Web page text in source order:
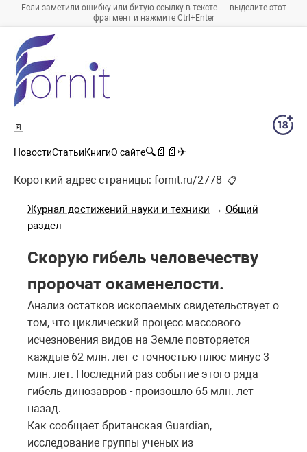
Если заметили ошибку или битую ссылку в тексте — выделите этот
фрагмент и нажмите Ctrl+Enter
🚪
НовостиСтатьиКнигиО сайте🔍 📄 📄 ✈
Короткий адрес страницы: fornit.ru/2778 📋
Журнал достижений науки и техники → Общий
раздел
Скорую гибель человечеству
пророчат окаменелости.
Анализ остатков ископаемых свидетельствует о
том, что циклический процесс массового
исчезновения видов на Земле повторяется
каждые 62 млн. лет с точностью плюс минус 3
млн. лет. Последний раз событие этого ряда -
гибель динозавров - произошло 65 млн. лет
назад.
Как сообщает британская Guardian,
исследование группы ученых из